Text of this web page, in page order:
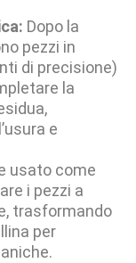
Dopo la
pezzi in
di precisione)
la
e
usato come
i pezzi a
trasformando
per